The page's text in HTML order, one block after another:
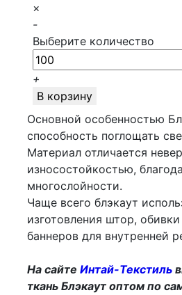
×
-
Выберите количество
+
В корзину
Основной особенностью
способность поглощать
Материал отличается
износостойкостью,
многослойности.
Чаще всего блэкаут
изготовления штор,
баннеров для внутренней
На сайте Интай-Текстиль
ткань Блэкаут оптом по